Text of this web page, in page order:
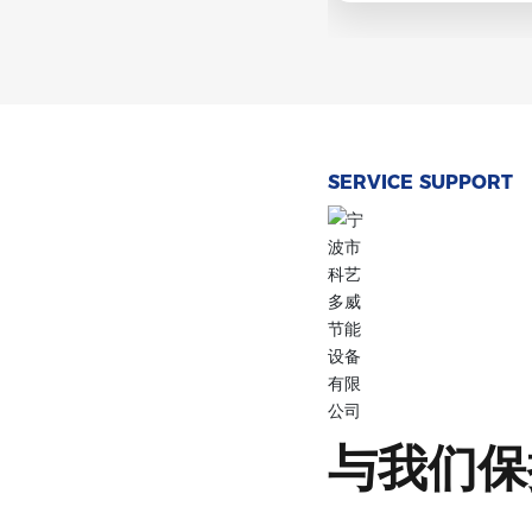
SERVICE SUPPORT
与我们